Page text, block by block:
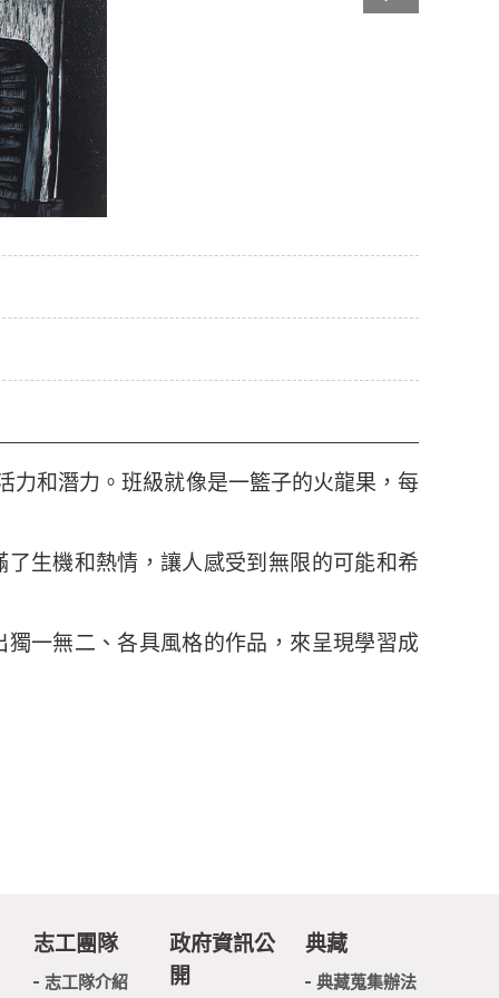
力和潛力。班級就像是一籃子的火龍果，每
生機和熱情，讓人感受到無限的可能和希
一無二、各具風格的作品，來呈現學習成
志工團隊
志工隊介紹
政府資訊公
開
典藏
典藏蒐集辦法